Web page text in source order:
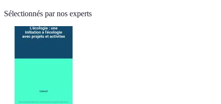
Sélectionnés par nos experts